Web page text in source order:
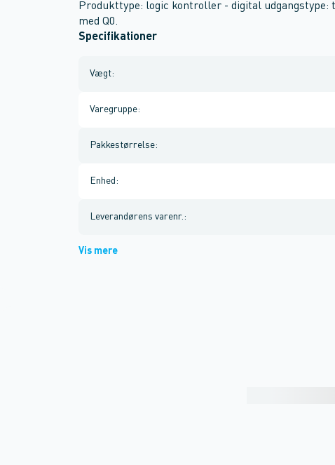
Produkttype: logic kontroller - digital udgangstype:
med Q0.
Specifikationer
Vægt:
Varegruppe:
Pakkestørrelse:
Enhed :
Leverandørens varenr. :
Vis mere